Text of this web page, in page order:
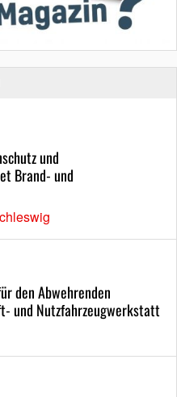
und
Brand- und
den Abwehrenden
und Nutzfahrzeugwerkstatt